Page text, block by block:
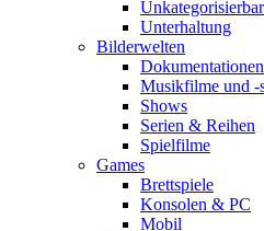
Unkategorisierbar
Unterhaltung
Bilderwelten
Dokumentationen
Musikfilme und -
Shows
Serien & Reihen
Spielfilme
Games
Brettspiele
Konsolen & PC
Mobil